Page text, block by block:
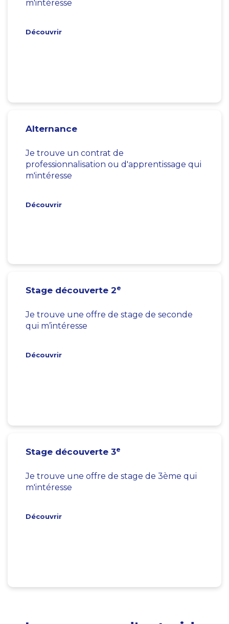
m'intéresse
Découvrir
Alternance
Je trouve un contrat de
professionnalisation ou d'apprentissage qui
m'intéresse
Découvrir
Stage découverte 2e
Je trouve une offre de stage de seconde
qui m’intéresse
Découvrir
Stage découverte 3e
Je trouve une offre de stage de 3ème qui
m'intéresse
Découvrir